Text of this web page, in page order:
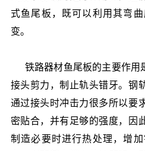
式鱼尾板，既可以利用其弯
变。
铁路器材鱼尾板的主要作用
接头剪力，制止轨头错牙。钢
通过接头时冲击力很多所以要
密贴合，并有足够的强度，因
制造必要时进行热处理，增加